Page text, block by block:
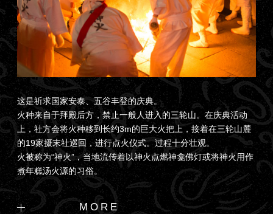
这是祈求国家安泰、五谷丰登的庆典。
火种来自于拜殿后方，禁止一般人进入的三轮山。在庆典活动
上，社方会将火种移到长约3m的巨大火把上，接着在三轮山麓
的19家摄末社巡回，进行点火仪式。过程十分壮观。
火被称为“神火”，当地流传着以神火点燃神龛佛灯或将神火用作
煮年糕汤火源的习俗。
MORE